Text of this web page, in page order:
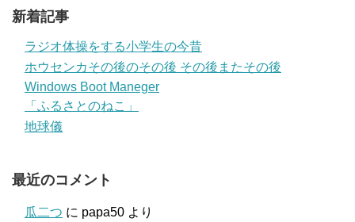
新着記事
ラジオ体操をする小学生の今昔
ホウセンカその後のその後 その後またその後
Windows Boot Maneger
「ふるさとのねこ」
地球儀
最近のコメント
瓜二つ に papa50 より